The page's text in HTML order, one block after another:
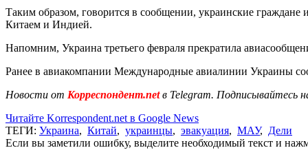
Таким образом, говорится в сообщении, украинские
Китаем и Индией.
Напомним, Украина третьего февраля прекратила
Ранее в авиакомпании Международные авиалинии Украины
Новости от Корреспондент.netв Telegram. Подписывайтесь
Читайте Korrespondent.net в Google News
ТЕГИ: Украина, Китай, украинцы, эвакуация, МАУ, Дели
Если вы заметили ошибку, выделите необходимый текст и